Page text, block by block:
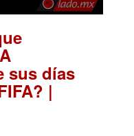
sus días
|